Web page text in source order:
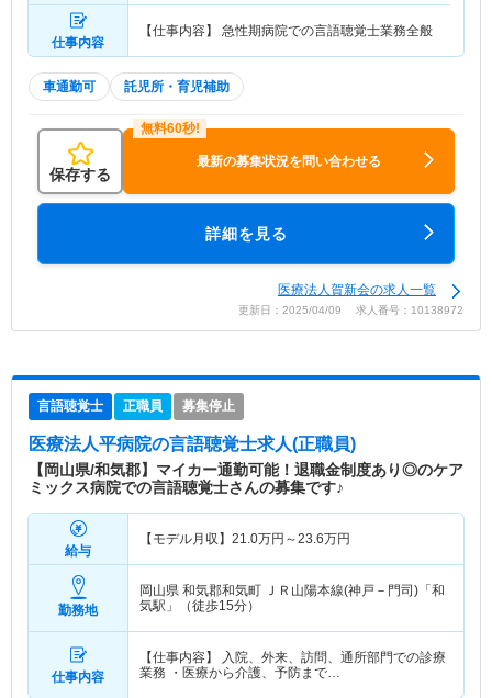
仕事内容
【仕事内容】 急性期病院での言語聴覚士業務全般
車通勤可 託児所・育児補助
保存する
最新の募集状況を問い合わせる
詳細を見る
医療法人賀新会の求人一覧
更新日：2025/04/09 求人番号：10138972
言語聴覚士 正職員 募集停止
医療法人平病院の言語聴覚士求人(正職員)
【岡山県/和気郡】マイカー通勤可能！退職金制度あり◎のケア
ミックス病院での言語聴覚士さんの募集です♪
給与
【モデル月収】 21.0万円～23.6万円
勤務地
岡山県 和気郡和気町 ＪＲ山陽本線(神戸－門司)「和
気駅」（徒歩15分）
仕事内容
【仕事内容】 入院、外来、訪問、通所部門での診療
業務 ・医療から介護、予防まで…